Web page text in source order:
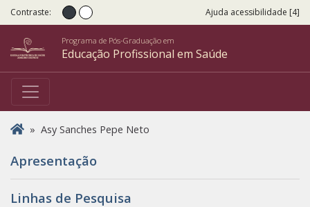
Contraste: Contraste normal
Alto Contraste Ajuda acessibilidade [4]
Programa de Pós-Graduação em
Educação Profissional em Saúde
Você está aqui
» Asy Sanches Pepe Neto​
Apresentação
Linhas de Pesquisa